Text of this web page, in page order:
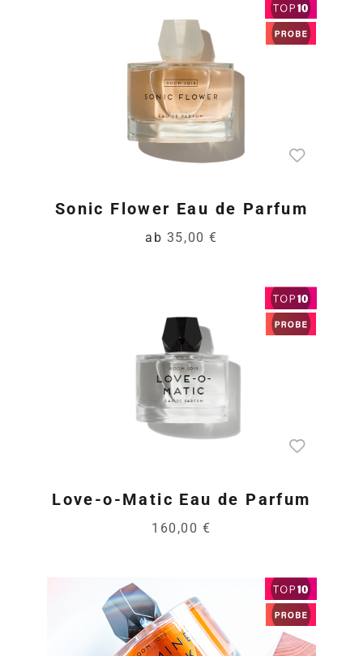
Sonic Flower Eau de Parfum
ab 35,00 €
Love-o-Matic Eau de Parfum
160,00 €